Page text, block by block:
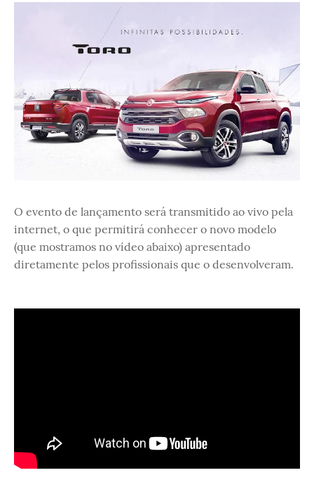
O evento de lançamento será transmitido ao vivo pela
internet, o que permitirá conhecer o novo modelo
(que mostramos no vídeo abaixo) apresentado
diretamente pelos profissionais que o desenvolveram.